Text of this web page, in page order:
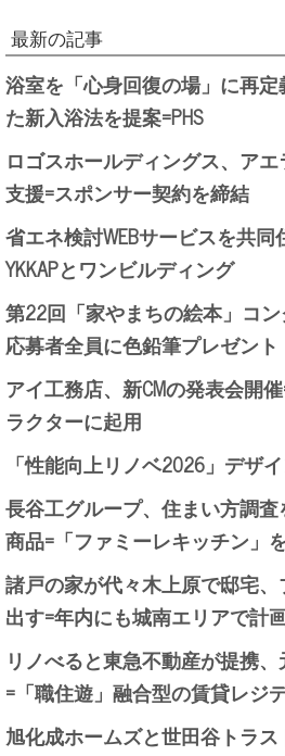
最新の記事
浴室を「心身回復の場」に再
た新入浴法を提案=PHS
ロゴスホールディングス、ア
支援=スポンサー契約を締結
省エネ検討WEBサービスを共同
YKKAPとワンビルディング
第22回「家やまちの絵本」コ
応募者全員に色鉛筆プレゼント
アイ工務店、新CMの発表会開
ラクターに起用
「性能向上リノベ2026」デザ
長谷工グループ、住まい方調
商品=「ファミーレキッチン」
諸戸の家が代々木上原で邸宅
出す=年内にも城南エリアで計
リノべると東急不動産が提携
=「職住遊」融合型の賃貸レジ
旭化成ホームズと世田谷トラ